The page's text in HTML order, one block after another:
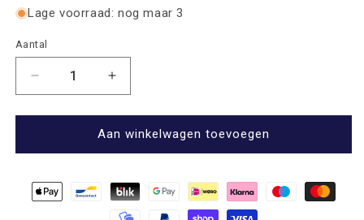
Lage voorraad: nog maar 3
Aantal
Aantal
Aantal
verlagen
voor
Picknickkleed
Grijs
Geruit
-
Aantal
verhogen
voor
Picknickkleed
Grijs
Geruit
-
Aan winkelwagen toevoegen